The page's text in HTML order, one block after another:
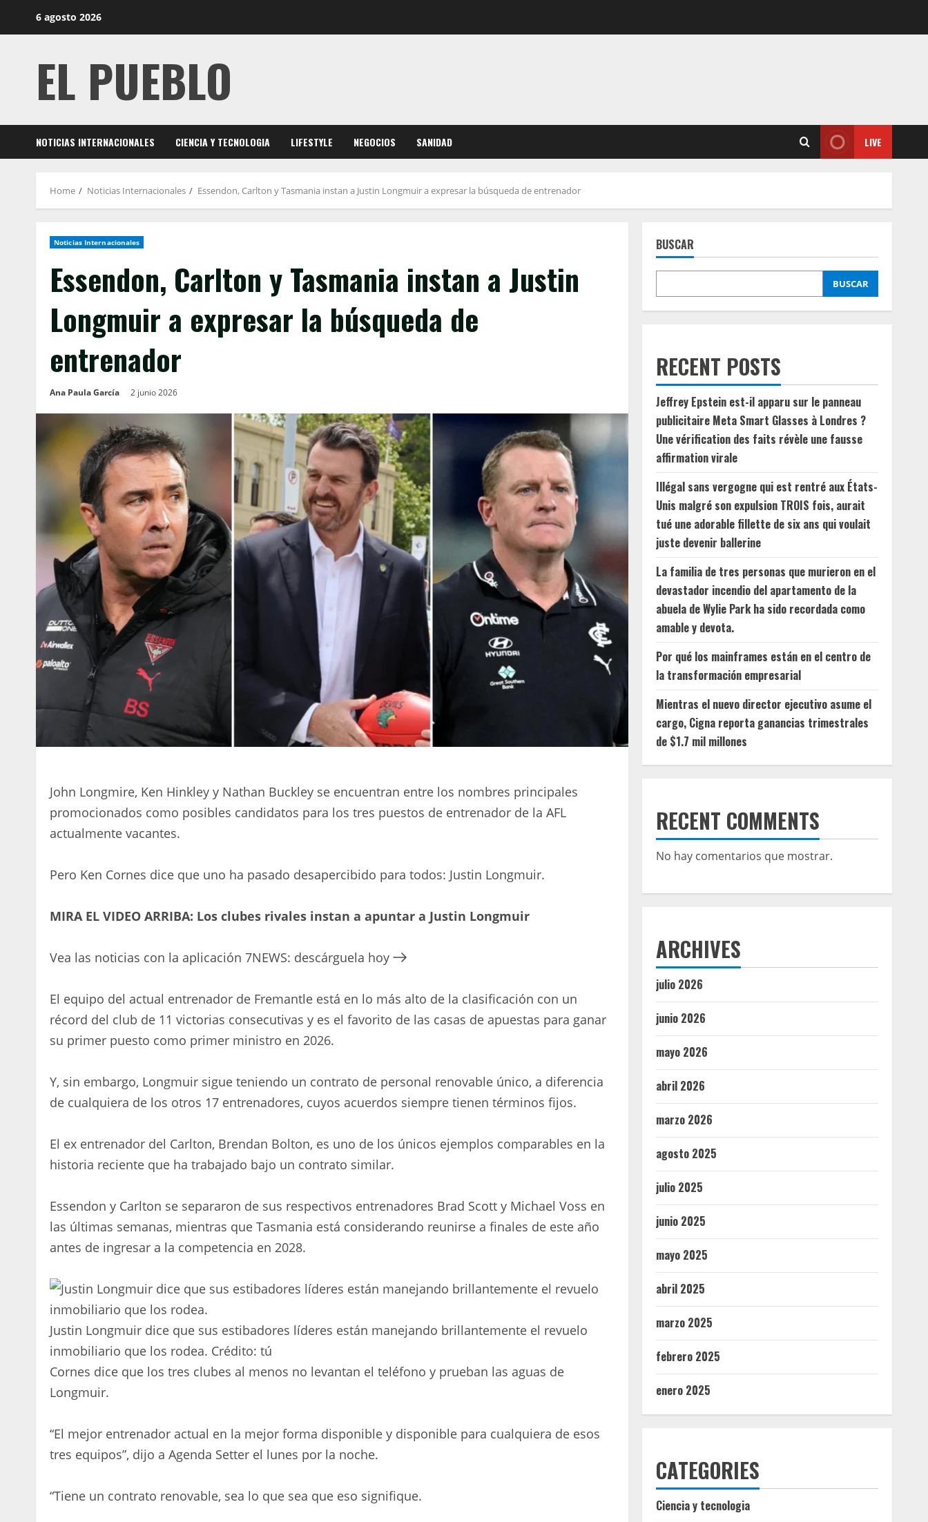
6 agosto 2026
EL PUEBLO
NOTICIAS INTERNACIONALES CIENCIA Y TECNOLOGIA LIFESTYLE NEGOCIOS SANIDAD LIVE
Home Noticias Internacionales Essendon, Carlton y Tasmania instan a Justin Longmuir a expresar la búsqueda de entrenador
Noticias Internacionales
Essendon, Carlton y Tasmania instan a Justin
Longmuir a expresar la búsqueda de
entrenador
Ana Paula García 2 junio 2026
John Longmire, Ken Hinkley y Nathan Buckley se encuentran entre los nombres principales
promocionados como posibles candidatos para los tres puestos de entrenador de la AFL
actualmente vacantes.
Pero Ken Cornes dice que uno ha pasado desapercibido para todos: Justin Longmuir.
MIRA EL VIDEO ARRIBA: Los clubes rivales instan a apuntar a Justin Longmuir
Vea las noticias con la aplicación 7NEWS: descárguela hoy
El equipo del actual entrenador de Fremantle está en lo más alto de la clasificación con un
récord del club de 11 victorias consecutivas y es el favorito de las casas de apuestas para ganar
su primer puesto como primer ministro en 2026.
Y, sin embargo, Longmuir sigue teniendo un contrato de personal renovable único, a diferencia
de cualquiera de los otros 17 entrenadores, cuyos acuerdos siempre tienen términos fijos.
El ex entrenador del Carlton, Brendan Bolton, es uno de los únicos ejemplos comparables en la
historia reciente que ha trabajado bajo un contrato similar.
Essendon y Carlton se separaron de sus respectivos entrenadores Brad Scott y Michael Voss en
las últimas semanas, mientras que Tasmania está considerando reunirse a finales de este año
antes de ingresar a la competencia en 2028.
Justin Longmuir dice que sus estibadores líderes están manejando brillantemente el revuelo
inmobiliario que los rodea. Crédito: tú
Cornes dice que los tres clubes al menos no levantan el teléfono y prueban las aguas de
Longmuir.
“El mejor entrenador actual en la mejor forma disponible y disponible para cualquiera de esos
tres equipos”, dijo a Agenda Setter el lunes por la noche.
“Tiene un contrato renovable, sea lo que sea que eso signifique.
BUSCAR
BUSCAR
RECENT POSTS
Jeffrey Epstein est-il apparu sur le panneau
publicitaire Meta Smart Glasses à Londres ?
Une vérification des faits révèle une fausse
affirmation virale
Illégal sans vergogne qui est rentré aux États-
Unis malgré son expulsion TROIS fois, aurait
tué une adorable fillette de six ans qui voulait
juste devenir ballerine
La familia de tres personas que murieron en el
devastador incendio del apartamento de la
abuela de Wylie Park ha sido recordada como
amable y devota.
Por qué los mainframes están en el centro de
la transformación empresarial
Mientras el nuevo director ejecutivo asume el
cargo, Cigna reporta ganancias trimestrales
de $1.7 mil millones
RECENT COMMENTS
No hay comentarios que mostrar.
ARCHIVES
julio 2026
junio 2026
mayo 2026
abril 2026
marzo 2026
agosto 2025
julio 2025
junio 2025
mayo 2025
abril 2025
marzo 2025
febrero 2025
enero 2025
CATEGORIES
Ciencia y tecnologia